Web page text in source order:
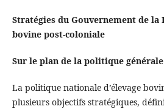
Stratégies du Gouvernement de la
bovine post-coloniale
Sur le plan de la politique générale
La politique nationale d’élevage
plusieurs objectifs stratégiques,